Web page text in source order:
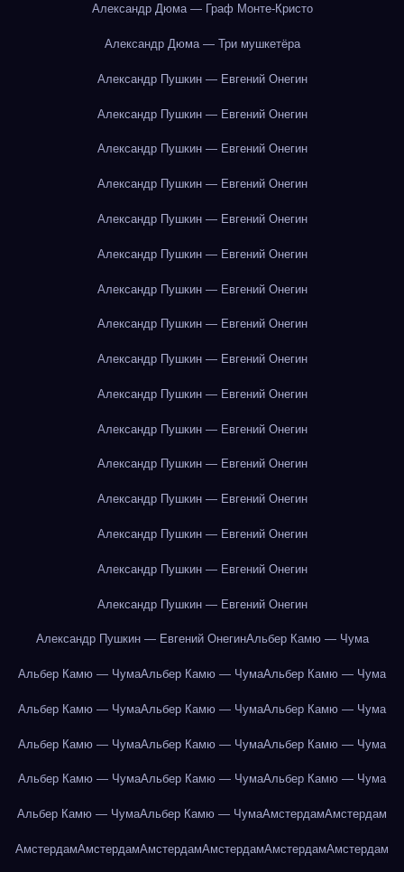
Александр Дюма — Граф Монте-Кристо
Александр Дюма — Три мушкетёра
Александр Пушкин — Евгений Онегин
Александр Пушкин — Евгений Онегин
Александр Пушкин — Евгений Онегин
Александр Пушкин — Евгений Онегин
Александр Пушкин — Евгений Онегин
Александр Пушкин — Евгений Онегин
Александр Пушкин — Евгений Онегин
Александр Пушкин — Евгений Онегин
Александр Пушкин — Евгений Онегин
Александр Пушкин — Евгений Онегин
Александр Пушкин — Евгений Онегин
Александр Пушкин — Евгений Онегин
Александр Пушкин — Евгений Онегин
Александр Пушкин — Евгений Онегин
Александр Пушкин — Евгений Онегин
Александр Пушкин — Евгений Онегин
Александр Пушкин — Евгений ОнегинАльбер Камю — Чума
Альбер Камю — ЧумаАльбер Камю — ЧумаАльбер Камю — Чума
Альбер Камю — ЧумаАльбер Камю — ЧумаАльбер Камю — Чума
Альбер Камю — ЧумаАльбер Камю — ЧумаАльбер Камю — Чума
Альбер Камю — ЧумаАльбер Камю — ЧумаАльбер Камю — Чума
Альбер Камю — ЧумаАльбер Камю — ЧумаАмстердамАмстердам
АмстердамАмстердамАмстердамАмстердамАмстердамАмстердам